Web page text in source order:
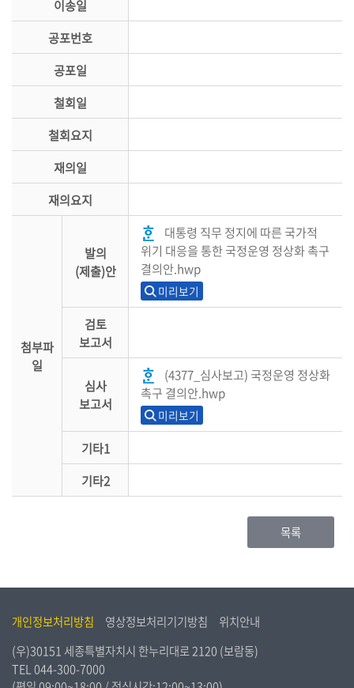
이송일
공포번호
공포일
철회일
철회요지
재의일
재의요지
첨부파
일
발의
(제출)안
대통령 직무 정지에 따른 국가적
위기 대응을 통한 국정운영 정상화 촉구
결의안.hwp
미리보기
검토
보고서
심사
보고서
(4377_심사보고) 국정운영 정상화
촉구 결의안.hwp
미리보기
기타1
기타2
목록
개인정보처리방침 영상정보처리기기방침
위치안내
(우)30151 세종특별자치시 한누리대로 2120 (보람동)
TEL044-300-7000